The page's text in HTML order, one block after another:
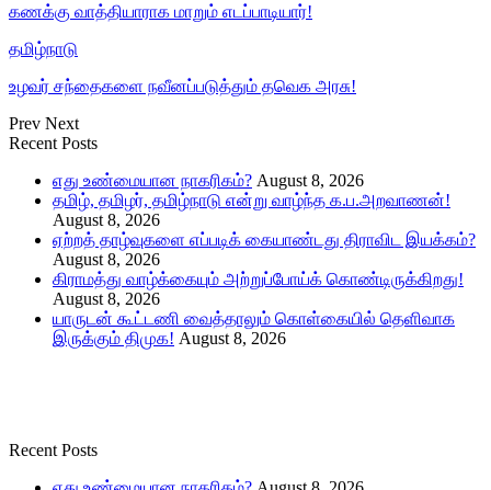
கணக்கு வாத்தியாராக மாறும் எடப்பாடியார்!
தமிழ்நாடு
உழவர் சந்தைகளை நவீனப்படுத்தும் தவெக அரசு!
Prev Next
Recent Posts
எது உண்மையான நாகரிகம்? August 8, 2026
தமிழ், தமிழர், தமிழ்நாடு என்று வாழ்ந்த க.ப.அறவாணன்!
August 8, 2026
ஏற்றத் தாழ்வுகளை எப்படிக் கையாண்டது திராவிட இயக்கம்?
August 8, 2026
கிராமத்து வாழ்க்கையும் அற்றுப்போய்க் கொண்டிருக்கிறது!
August 8, 2026
யாருடன் கூட்டணி வைத்தாலும் கொள்கையில் தெளிவாக
இருக்கும் திமுக! August 8, 2026
Recent Posts